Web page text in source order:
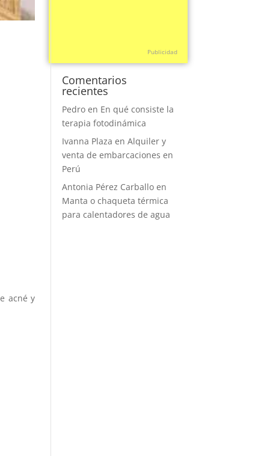
acné y
Publicidad
Comentarios
recientes
Pedro en En qué consiste la
terapia fotodinámica
Ivanna Plaza enAlquiler y
venta de embarcaciones en
Perú
Antonia Pérez Carballo en
Manta o chaqueta térmica
para calentadores de agua